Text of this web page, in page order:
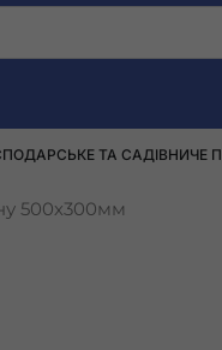
SŁOMY, SIANA,ТА САДІВНИЧЕ
500х300мм